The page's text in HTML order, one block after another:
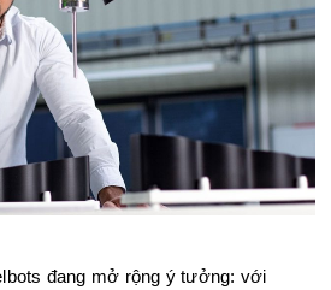
đang mở rộng ý tưởng: với